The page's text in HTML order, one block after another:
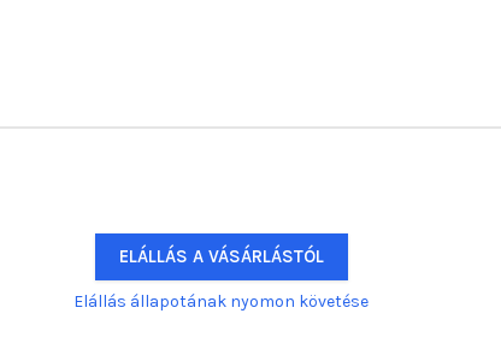
ELÁLLÁS A VÁSÁRLÁSTÓL
Elállás állapotának nyomon követése